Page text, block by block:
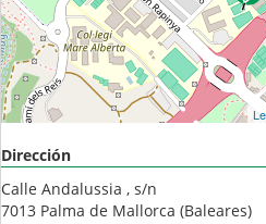
Dirección
Calle Andalussia , s/n
7013 Palma de Mallorca (Baleares)